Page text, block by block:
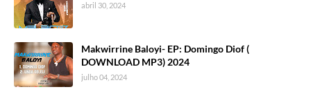
abril 30, 2024
Makwirrine Baloyi- EP: Domingo Diof (
DOWNLOAD MP3) 2024
julho 04, 2024